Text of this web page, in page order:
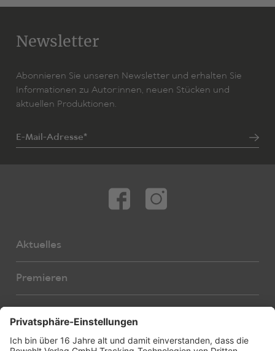
Newsletter
Abonnieren Sie unseren Newsletter und erhalten Sie
Informationen zu Autor:innen, neuen Stücken und
aktuellen Produktionen.
E-Mail-Adresse*
Aktuelles
Premieren
Autor:innen
Übersetzer:innen
Stücke